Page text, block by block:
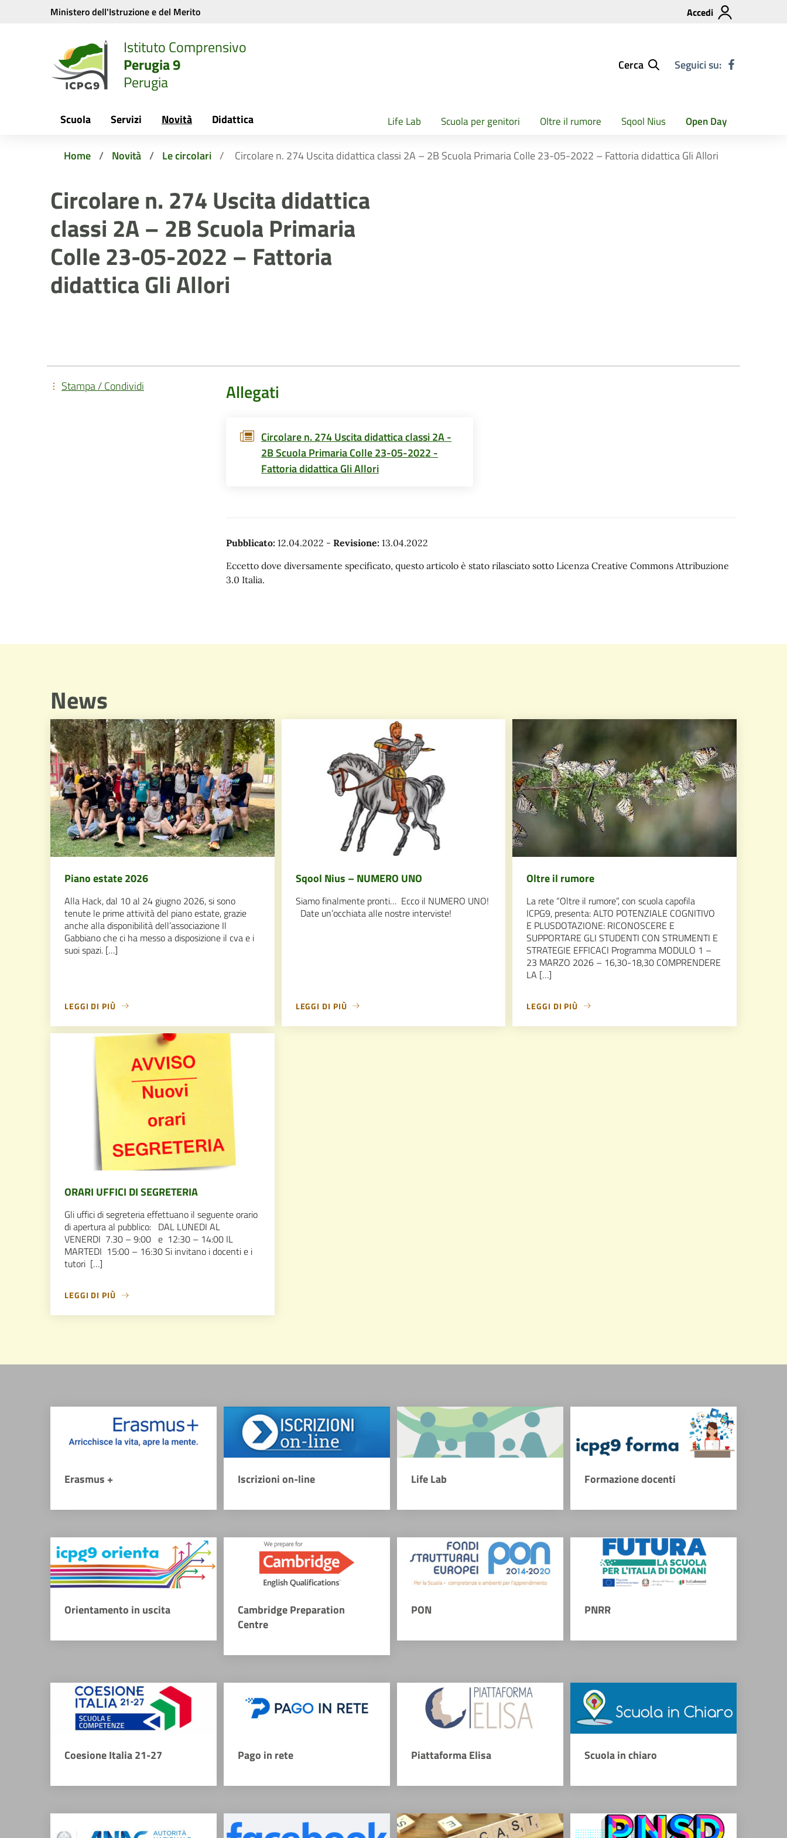
Vai ai contenuti
Vai al menu di navigazione
Ministero dell'Istruzione e del Merito Accedi
Istituto Comprensivo
Perugia 9
Perugia
Cerca Seguici su:
Scuola Servizi Novità Didattica Life Lab Scuola per genitori Oltre il rumore Sqool Nius Open Day
Home Novità Le circolari Circolare n. 274 Uscita didattica classi 2A – 2B Scuola Primaria Colle 23-05-2022 – Fattoria didattica Gli Allori
Circolare n. 274 Uscita didattica
classi 2A – 2B Scuola Primaria
Colle 23-05-2022 – Fattoria
didattica Gli Allori
Allegati
Circolare n. 274 Uscita didattica classi 2A -
2B Scuola Primaria Colle 23-05-2022 -
Fattoria didattica Gli Allori
Pubblicato: 12.04.2022 - Revisione: 13.04.2022
Eccetto dove diversamente specificato, questo articolo è stato rilasciato sotto Licenza Creative Commons Attribuzione
3.0 Italia.
Stampa / Condividi
News
Piano estate 2026
Alla Hack, dal 10 al 24 giugno 2026, si sono
tenute le prime attività del piano estate, grazie
anche alla disponibilità dell’associazione Il
Gabbiano che ci ha messo a disposizione il cva e i
suoi spazi. […]
LEGGI DI PIÙ
Sqool Nius – NUMERO UNO
Siamo finalmente pronti… Ecco il NUMERO UNO!
Date un’occhiata alle nostre interviste!
LEGGI DI PIÙ
Oltre il rumore
La rete “Oltre il rumore”, con scuola capofila
ICPG9, presenta: ALTO POTENZIALE COGNITIVO
E PLUSDOTAZIONE: RICONOSCERE E
SUPPORTARE GLI STUDENTI CON STRUMENTI E
STRATEGIE EFFICACI Programma MODULO 1 –
23 MARZO 2026 – 16,30-18,30 COMPRENDERE
LA […]
LEGGI DI PIÙ
ORARI UFFICI DI SEGRETERIA
Gli uffici di segreteria effettuano il seguente orario
di apertura al pubblico: DAL LUNEDI AL
VENERDI 7.30 – 9:00 e 12:30 – 14:00 IL
MARTEDI 15:00 – 16:30 Si invitano i docenti e i
tutori […]
LEGGI DI PIÙ
Erasmus + Iscrizioni on-line Life Lab Formazione docenti
Orientamento in uscita
Cambridge Preparation
Centre
PON PNRR
Coesione Italia 21-27 Pago in rete Piattaforma Elisa Scuola in chiaro